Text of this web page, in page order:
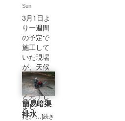
Sun
3月1日よ
り一週間
の予定で
施工して
いた現場
が、天候
などの影
響で やっ
と完了し
まし
た。...[続き
簡易暗渠
排水